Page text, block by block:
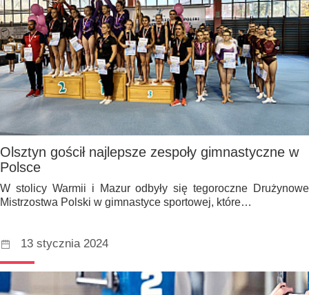
Olsztyn gościł najlepsze zespoły gimnastyczne w
Polsce
W stolicy Warmii i Mazur odbyły się tegoroczne Drużynowe
Mistrzostwa Polski w gimnastyce sportowej, które…
13 stycznia 2024